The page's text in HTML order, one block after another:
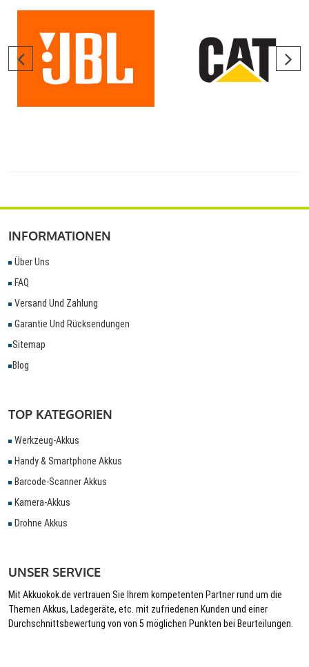
INFORMATIONEN
Über Uns
FAQ
Versand Und Zahlung
Garantie Und Rücksendungen
Sitemap
Blog
TOP KATEGORIEN
Werkzeug-Akkus
Handy & Smartphone Akkus
Barcode-Scanner Akkus
Kamera-Akkus
Drohne Akkus
UNSER SERVICE
Mit Akkuokok.de vertrauen Sie Ihrem kompetenten Partner rund um die
Themen Akkus, Ladegeräte, etc. mit zufriedenen Kunden und einer
Durchschnittsbewertung von von 5 möglichen Punkten bei Beurteilungen.